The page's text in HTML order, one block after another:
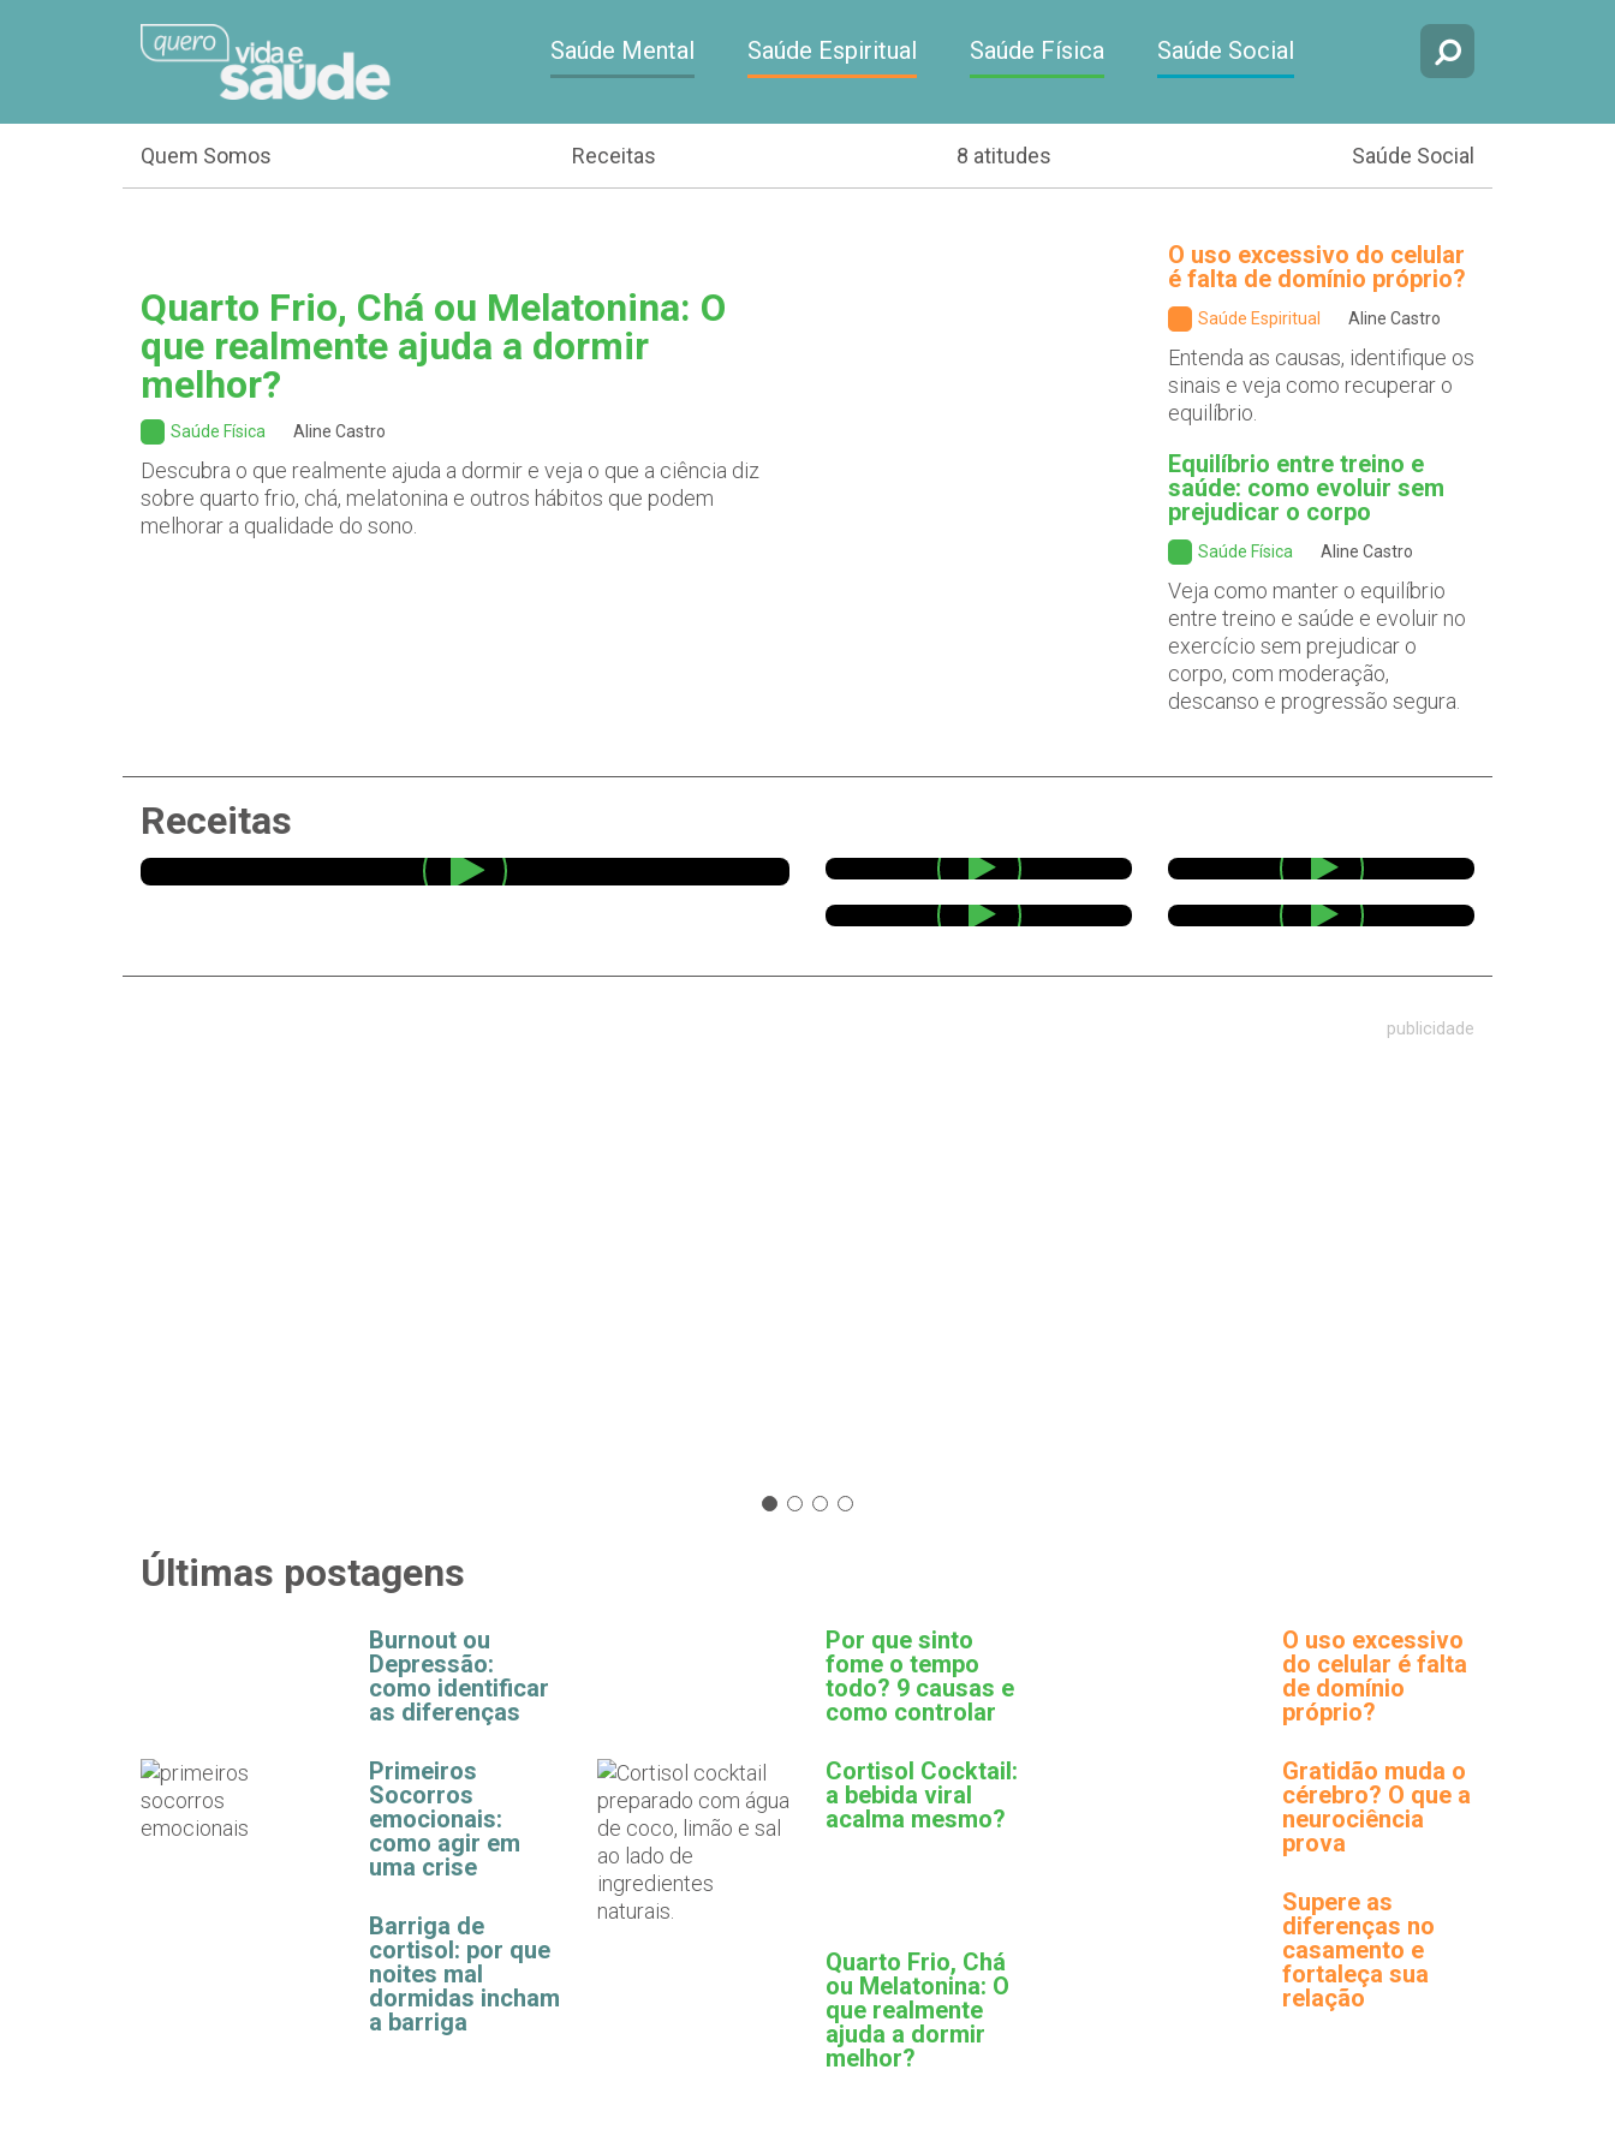
Saúde Mental Saúde Espiritual Saúde Física Saúde Social
Quem Somos Receitas 8 atitudes Saúde Social
Quarto Frio, Chá ou Melatonina: O
que realmente ajuda a dormir
melhor?
Saúde Física Aline Castro
Descubra o que realmente ajuda a dormir e veja o que a ciência diz
sobre quarto frio, chá, melatonina e outros hábitos que podem
melhorar a qualidade do sono.
O uso excessivo do celular
é falta de domínio próprio?
Saúde Espiritual Aline Castro
Entenda as causas, identifique os
sinais e veja como recuperar o
equilíbrio.
Equilíbrio entre treino e
saúde: como evoluir sem
prejudicar o corpo
Saúde Física Aline Castro
Veja como manter o equilíbrio
entre treino e saúde e evoluir no
exercício sem prejudicar o
corpo, com moderação,
descanso e progressão segura.
Receitas
publicidade
Últimas postagens
Burnout ou
Depressão:
como identificar
as diferenças
Primeiros
Socorros
emocionais:
como agir em
uma crise
Barriga de
cortisol: por que
noites mal
dormidas incham
a barriga
Por que sinto
fome o tempo
todo? 9 causas e
como controlar
Cortisol Cocktail:
a bebida viral
acalma mesmo?
Quarto Frio, Chá
ou Melatonina: O
que realmente
ajuda a dormir
melhor?
O uso excessivo
do celular é falta
de domínio
próprio?
Gratidão muda o
cérebro? O que a
neurociência
prova
Supere as
diferenças no
casamento e
fortaleça sua
relação